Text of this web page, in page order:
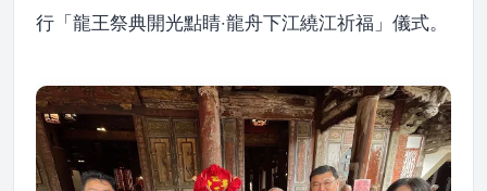
行「龍王祭典開光點睛‧龍舟下江繞江祈福」儀式。